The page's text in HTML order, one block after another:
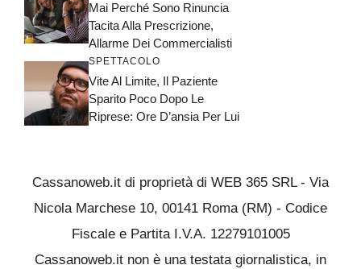
Mai Perché Sono Rinuncia
Tacita Alla Prescrizione,
Allarme Dei Commercialisti
SPETTACOLO
Vite Al Limite, Il Paziente
Sparito Poco Dopo Le
Riprese: Ore D’ansia Per Lui
Cassanoweb.it di proprietà di WEB 365 SRL - Via
Nicola Marchese 10, 00141 Roma (RM) - Codice
Fiscale e Partita I.V.A. 12279101005
Cassanoweb.it non è una testata giornalistica, in